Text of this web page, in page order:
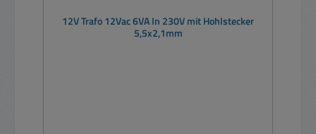
12V Trafo 12Vac 6VA In 230V mit Hohlstecker
5,5x2,1mm